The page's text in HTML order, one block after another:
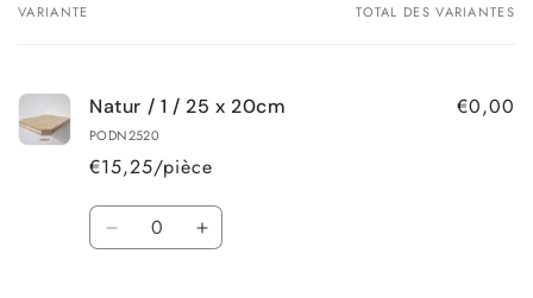
Votre
VARIANTE TOTAL DES VARIANTES
Natur / 1 / 25 x 20cm
PODN2520
€15,25/pièce
€0,00
Quantité
Réduire
Augmenter